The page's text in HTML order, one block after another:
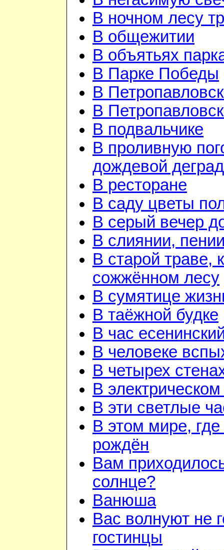
В ночном лесу
В общежитии
В объятьях
В Парке Победы
В
В
В подвальчике
В проливную
дождевой
В ресторане
В саду цветы
В серый вечер
В слиянии,
В старой траве,
сожжённом лесу
В сумятице
В таёжной будке
В час
В человеке
В четырех
В
В эти светлые
В этом мире,
рождён
Вам
солнце?
Ванюша
Вас волнуют не
гостинцы